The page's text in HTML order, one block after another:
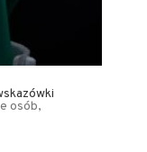
osób,